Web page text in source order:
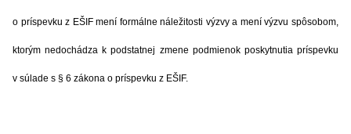
o príspevku z EŠIF mení formálne náležitosti výzvy a mení výzvu spôsobom,
ktorým nedochádza k podstatnej zmene podmienok poskytnutia príspevku
v súlade s § 6 zákona o príspevku z EŠIF.